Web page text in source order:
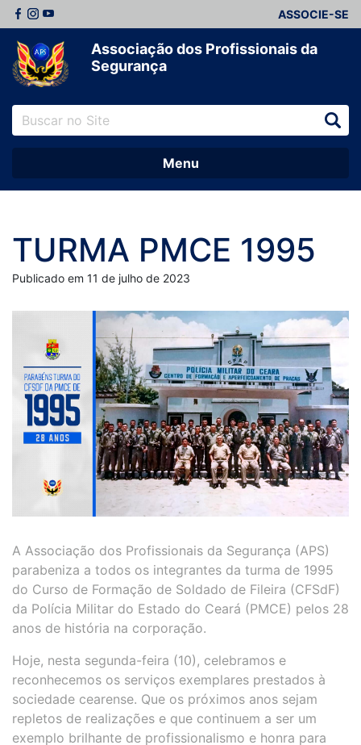
ASSOCIE-SE
Associação dos Profissionais da
Segurança
Menu
TURMA PMCE 1995
Publicado em 11 de julho de 2023
A Associação dos Profissionais da Segurança (APS)
parabeniza a todos os integrantes da turma de 1995
do Curso de Formação de Soldado de Fileira (CFSdF)
da Polícia Militar do Estado do Ceará (PMCE) pelos 28
anos de história na corporação.
Hoje, nesta segunda-feira (10), celebramos e
reconhecemos os serviços exemplares prestados à
sociedade cearense. Que os próximos anos sejam
repletos de realizações e que continuem a ser um
exemplo brilhante de profissionalismo e honra para